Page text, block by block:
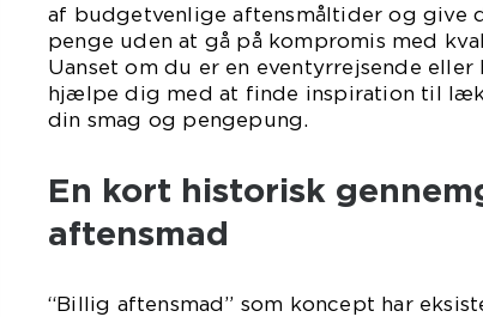
af budgetvenlige aftensmåltider og
penge uden at gå på kompromis med
Uanset om du er en eventyrrejsende
hjælpe dig med at finde inspiration til
din smag og pengepung.
En kort historisk
aftensmad
“Billig aftensmad” som koncept har